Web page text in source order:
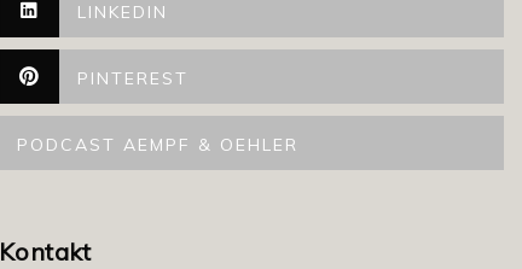
LINKEDIN
PINTEREST
PODCAST AEMPF & OEHLER
Kontakt